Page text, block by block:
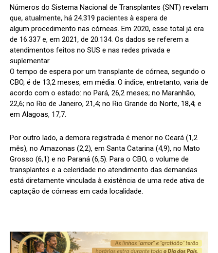
Números do Sistema Nacional de Transplantes (SNT) revelam
que, atualmente, há 24.319 pacientes à espera de
algum procedimento nas córneas. Em 2020, esse total já era
de 16.337 e, em 2021, de 20.134. Os dados se referem a
atendimentos feitos no SUS e nas redes privada e
suplementar.
O tempo de espera por um transplante de córnea, segundo o
CBO, é de 13,2 meses, em média. O índice, entretanto, varia de
acordo com o estado: no Pará, 26,2 meses; no Maranhão,
22,6; no Rio de Janeiro, 21,4; no Rio Grande do Norte, 18,4; e
em Alagoas, 17,7.
Por outro lado, a demora registrada é menor no Ceará (1,2
mês), no Amazonas (2,2), em Santa Catarina (4,9), no Mato
Grosso (6,1) e no Paraná (6,5). Para o CBO, o volume de
transplantes e a celeridade no atendimento das demandas
está diretamente vinculada à existência de uma rede ativa de
captação de córneas em cada localidade.